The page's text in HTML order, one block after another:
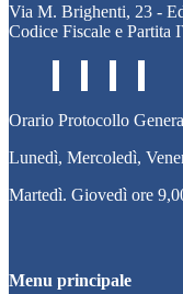
Via M. Brighenti, 23 -
Codice Fiscale e Partita
Orario Protocollo
Lunedì, Mercoledì,
Martedì. Giovedì ore
Menu principale